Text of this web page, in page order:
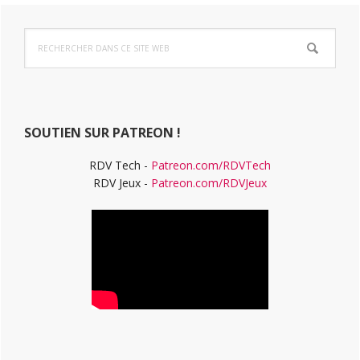
Barre
latérale
dans
ce
SOUTIEN SUR PATREON !
RDV Tech - Patreon.com/RDVTech
RDV Jeux - Patreon.com/RDVJeux